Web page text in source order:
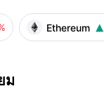
Ethereum 
ม